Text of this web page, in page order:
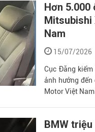
Hơn
Mitsubishi
Nam
15/07/2026
Cục Đăng
ảnh hưởng đến
Motor Việt Nam
BMW